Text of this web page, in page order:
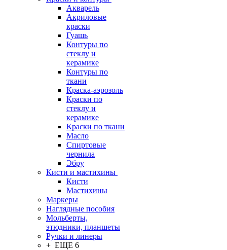
Акварель
Акриловые
краски
Гуашь
Контуры по
стеклу и
керамике
Контуры по
ткани
Краска-аэрозоль
Краски по
стеклу и
керамике
Краски по ткани
Масло
Спиртовые
чернила
Эбру
Кисти и мастихины
Кисти
Мастихины
Маркеры
Наглядные пособия
Мольберты,
этюдники, планшеты
Ручки и линеры
+ ЕЩЕ 6